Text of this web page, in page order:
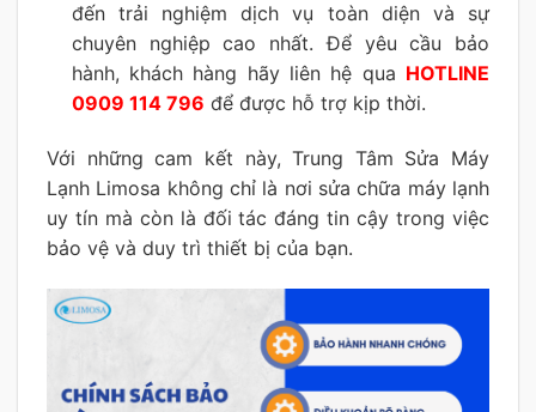
đến trải nghiệm dịch vụ toàn diện và sự
chuyên nghiệp cao nhất. Để yêu cầu bảo
hành, khách hàng hãy liên hệ qua HOTLINE
0909 114 796 để được hỗ trợ kịp thời.
Với những cam kết này, Trung Tâm Sửa Máy
Lạnh Limosa không chỉ là nơi sửa chữa máy lạnh
uy tín mà còn là đối tác đáng tin cậy trong việc
bảo vệ và duy trì thiết bị của bạn.